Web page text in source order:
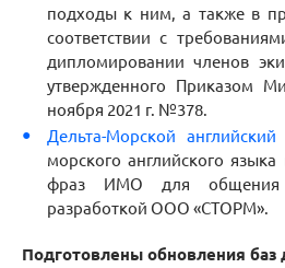
подходы к ним, а также в
соответствии с
дипломировании членов
утвержденного Приказом
ноября 2021 г. №378.
Дельта-Морской английский
морского английского
фраз ИМО для общения
разработкой ООО «СТОРМ».
Подготовлены обновления баз